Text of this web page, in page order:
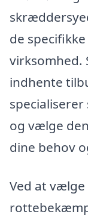
de
virksomhed.
indhente
og vælge
dine behov
Ved at